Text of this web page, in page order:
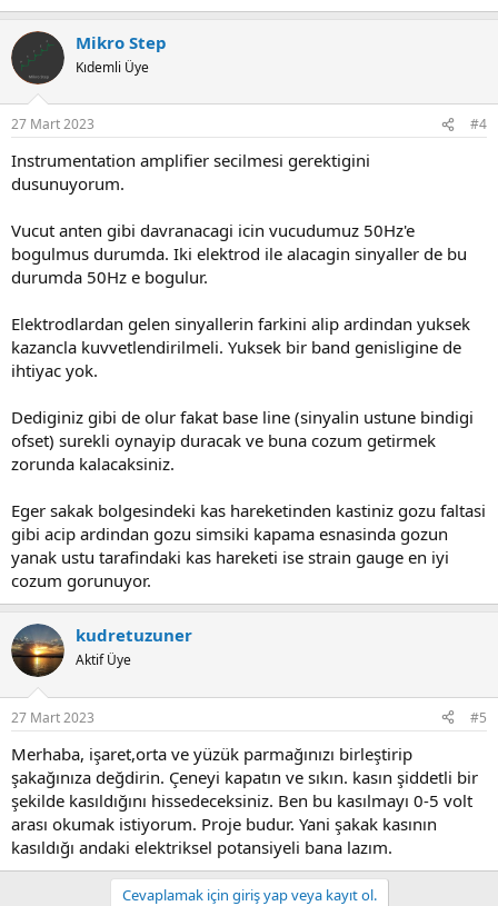
Mikro Step
Kıdemli Üye
27 Mart 2023 #4
Instrumentation amplifier secilmesi gerektigini
dusunuyorum.
Vucut anten gibi davranacagi icin vucudumuz 50Hz'e
bogulmus durumda. Iki elektrod ile alacagin sinyaller de bu
durumda 50Hz e bogulur.
Elektrodlardan gelen sinyallerin farkini alip ardindan yuksek
kazancla kuvvetlendirilmeli. Yuksek bir band genisligine de
ihtiyac yok.
Dediginiz gibi de olur fakat base line (sinyalin ustune bindigi
ofset) surekli oynayip duracak ve buna cozum getirmek
zorunda kalacaksiniz.
Eger sakak bolgesindeki kas hareketinden kastiniz gozu faltasi
gibi acip ardindan gozu simsiki kapama esnasinda gozun
yanak ustu tarafindaki kas hareketi ise strain gauge en iyi
cozum gorunuyor.
kudretuzuner
Aktif Üye
27 Mart 2023 #5
Merhaba, işaret,orta ve yüzük parmağınızı birleştirip
şakağınıza değdirin. Çeneyi kapatın ve sıkın. kasın şiddetli bir
şekilde kasıldığını hissedeceksiniz. Ben bu kasılmayı 0-5 volt
arası okumak istiyorum. Proje budur. Yani şakak kasının
kasıldığı andaki elektriksel potansiyeli bana lazım.
Cevaplamak için giriş yap veya kayıt ol.